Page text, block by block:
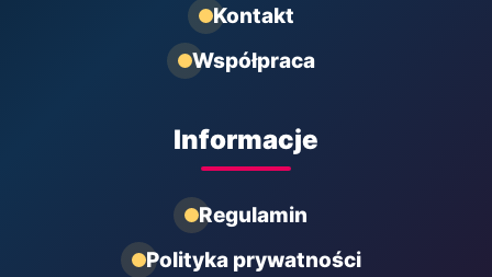
Kontakt
Współpraca
Informacje
Regulamin
Polityka prywatności